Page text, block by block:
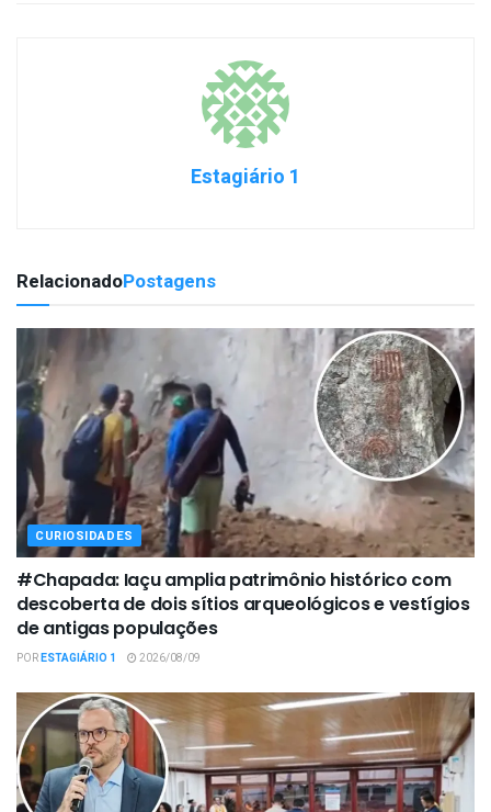
Estagiário 1
RelacionadoPostagens
CURIOSIDADES
#Chapada: Iaçu amplia patrimônio histórico com
descoberta de dois sítios arqueológicos e vestígios
de antigas populações
PORESTAGIÁRIO 1 2026/08/09